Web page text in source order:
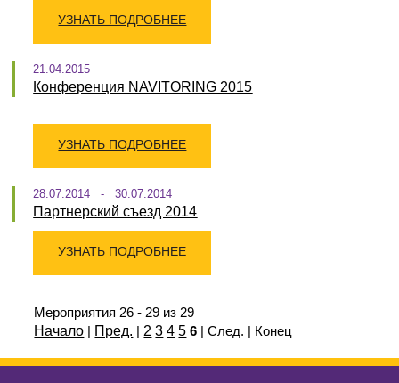
УЗНАТЬ ПОДРОБНЕЕ
21.04.2015
Конференция NAVITORING 2015
УЗНАТЬ ПОДРОБНЕЕ
28.07.2014 - 30.07.2014
Партнерский съезд 2014
УЗНАТЬ ПОДРОБНЕЕ
Мероприятия 26 - 29 из 29
Начало | Пред. | 2 3 4 5 6 | След. | Конец